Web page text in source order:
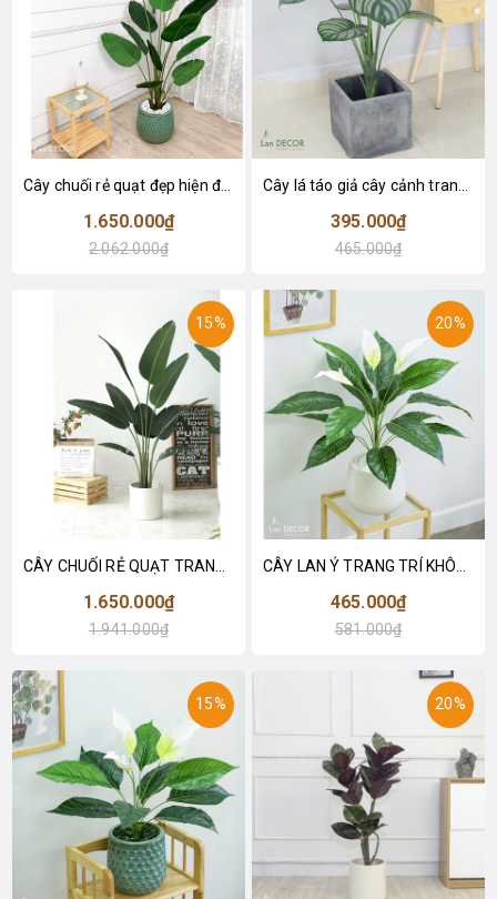
Cây chuối rẻ quạt đẹp hiện đại trang trí 1m8 - LC3019 (Gồm 12 lá)
1.650.000₫
2.062.000₫
395.000₫
465.000₫
15%
1.650.000₫
1.941.000₫
20%
465.000₫
581.000₫
15% 20%